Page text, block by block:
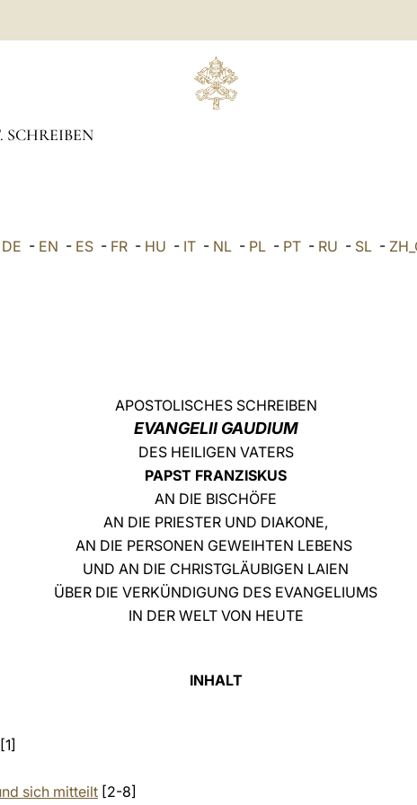
SCHREIBEN
DE - EN - ES- FR- HU - IT- NL- PL- PT- RU - SL-
APOSTOLISCHES SCHREIBEN
EVANGELII GAUDIUM
DES HEILIGEN VATERS
PAPST FRANZISKUS
AN DIE BISCHÖFE
AN DIE PRIESTER UND DIAKONE,
AN DIE PERSONEN GEWEIHTEN LEBENS
UND AN DIE CHRISTGLÄUBIGEN LAIEN
ÜBER DIE VERKÜNDIGUNG DES EVANGELIUMS
IN DER WELT VON HEUTE
INHALT
[1]
sich mitteilt [2-8]